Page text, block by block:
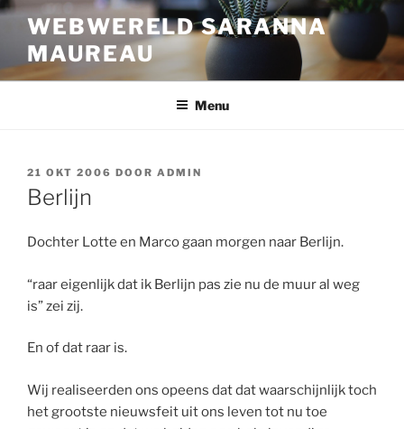
Ga
inhoud
WEBWERELD SARANNA
MAUREAU
Menu
GEPLAATST
OP
21 OKT 2006 DOOR ADMIN
Berlijn
Dochter Lotte en Marco gaan morgen naar Berlijn.
“raar eigenlijk dat ik Berlijn pas zie nu de muur al weg
is” zei zij.
En of dat raar is.
Wij realiseerden ons opeens dat dat waarschijnlijk toch
het grootste nieuwsfeit uit ons leven tot nu toe